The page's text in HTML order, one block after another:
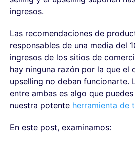
ingresos.
Las recomendaciones de
responsables de una media del
ingresos de los sitios de
hay ninguna razón por la que el
upselling no deban funcionarte.
entre ambas es algo que
nuestra potente herramienta de
En este post, examinamos: